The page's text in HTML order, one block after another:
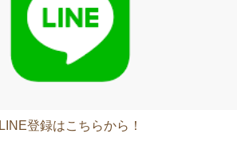
LINE登録はこちらから！